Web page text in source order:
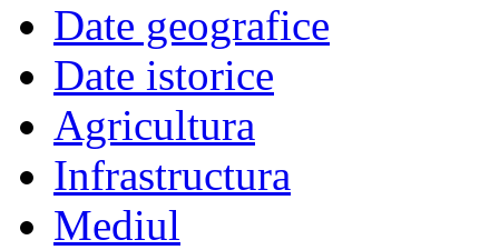
Date geografice
Date istorice
Agricultura
Infrastructura
Mediul